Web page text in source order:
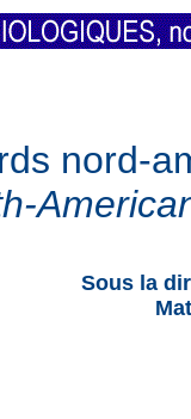
nord-
-
Sous la